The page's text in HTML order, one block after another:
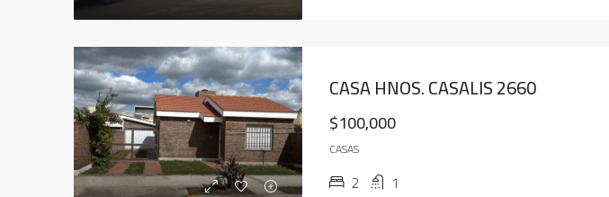
CASA HNOS. CASALIS 2660
$100,000
CASAS
2 1